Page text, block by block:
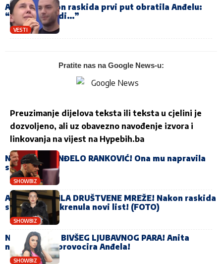
VESTI
Anita se nakon raskida prvi put obratila Anđelu:
“Nikad ne budi…”
Pratite nas na Google News-u:
Preuzimanje dijelova teksta ili teksta u cjelini je
dozvoljeno, ali uz obavezno navođenje izvora i
linkovanja na vijest na Hypebih.ba
SHOWBIZ
NAPADNUT ANĐELO RANKOVIĆ! Ona mu napravila
sačekušu!
SHOWBIZ
ANITA ZAPALILA DRUŠTVENE MREŽE! Nakon raskida
sa Anđelom okrenula novi list! (FOTO)
SHOWBIZ
NOVA DRAMA BIVŠEG LJUBAVNOG PARA! Anita
nastavila da provocira Anđela!